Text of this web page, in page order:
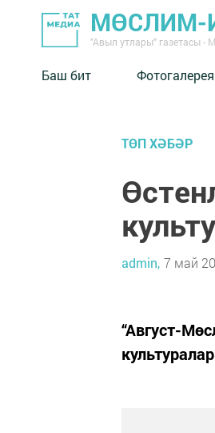
"Авыл утлары" газетасы -
Баш бит Фотогалерея
ТӨП ХӘБӘР
admin, 7 май
“Август-